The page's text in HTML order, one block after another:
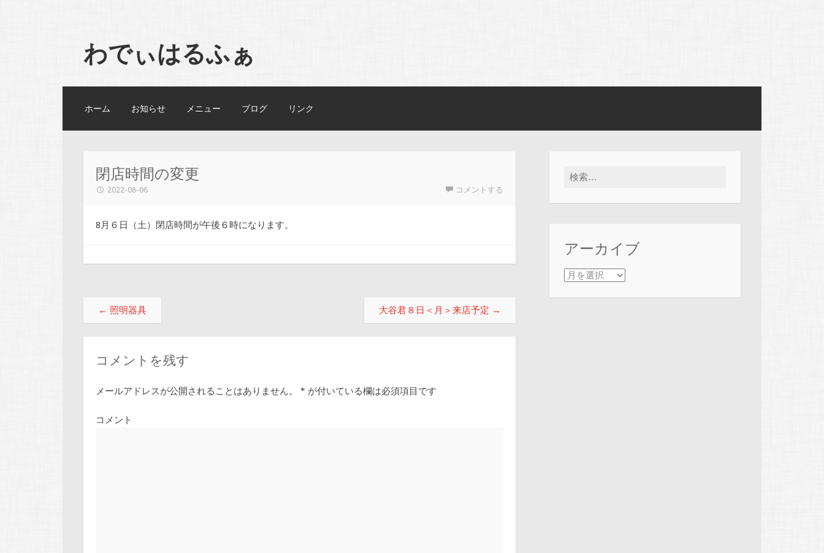
わでぃはるふぁ
ホーム お知らせ メニュー ブログ リンク
閉店時間の変更
2022-08-06 コメントする
8月６日（土）閉店時間が午後６時になります。
投稿ナビゲーション
← 照明器具 大谷君８日＜月＞来店予定 →
コメントを残す
メールアドレスが公開されることはありません。 * が付いている欄は必須項目です
コメント
検索:
アーカイブ
アーカイブ